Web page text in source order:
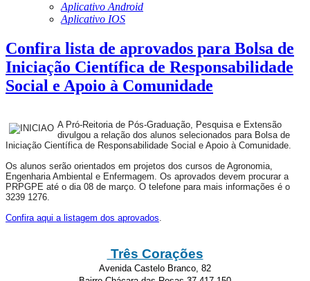
Aplicativo Android
Aplicativo IOS
Confira lista de aprovados para Bolsa de
Iniciação Científica de Responsabilidade
Social e Apoio à Comunidade
A Pró-Reitoria de Pós-Graduação, Pesquisa e Extensão
divulgou a relação dos alunos selecionados para Bolsa de
Iniciação Científica de Responsabilidade Social e Apoio à Comunidade.
Os alunos serão orientados em projetos dos cursos de Agronomia,
Engenharia Ambiental e Enfermagem. Os aprovados devem procurar a
PRPGPE até o dia 08 de março. O telefone para mais informações é o
3239 1276.
Confira aqui a listagem dos aprovados
Três Corações
Avenida Castelo Branco, 82